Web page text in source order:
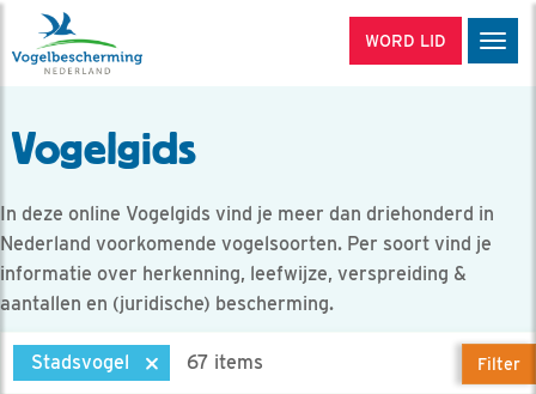
WORD LID
Vogelgids
In deze online Vogelgids vind je meer dan driehonderd in
Nederland voorkomende vogelsoorten. Per soort vind je
informatie over herkenning, leefwijze, verspreiding &
aantallen en (juridische) bescherming.
Stadsvogel 67 items Filter